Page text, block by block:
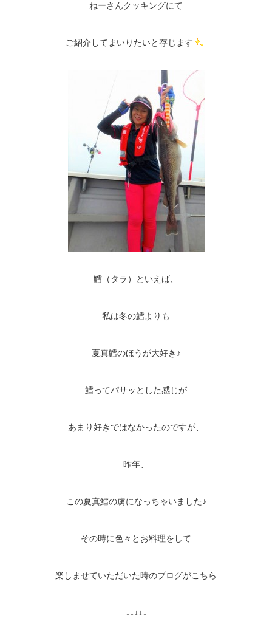
ねーさんクッキングにて
ご紹介してまいりたいと存じます
鱈（タラ）といえば、
私は冬の鱈よりも
夏真鱈のほうが大好き♪
鱈ってパサッとした感じが
あまり好きではなかったのですが、
昨年、
この夏真鱈の虜になっちゃいました♪
その時に色々とお料理をして
楽しませていただいた時のブログがこちら
↓↓↓↓↓